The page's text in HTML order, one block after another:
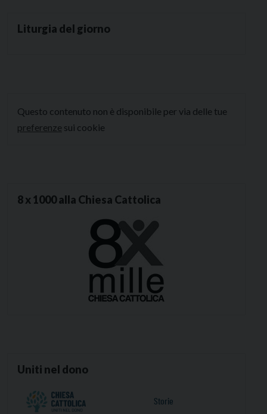
Liturgia del giorno
Questo contenuto non è disponibile per via delle tue
preferenze sui cookie
8 x 1000 alla Chiesa Cattolica
Uniti nel dono